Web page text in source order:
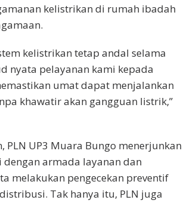
kelistrikan di rumah ibadah
kelistrikan tetap andal selama
nyata pelayanan kami kepada
umat dapat menjalankan
khawatir akan gangguan listrik,”
PLN UP3 Muara Bungo menerjunkan
armada layanan dan
melakukan pengecekan preventif
Tak hanya itu, PLN juga